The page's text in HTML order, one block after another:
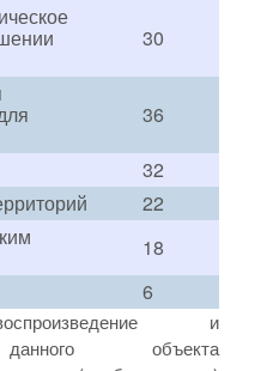
30
36
32
22
18
6
и
данного объекта